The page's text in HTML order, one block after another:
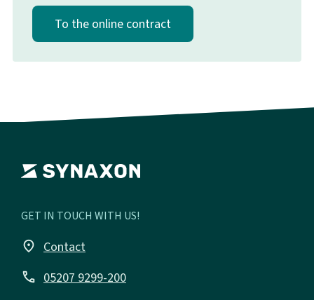
To the online contract
GET IN TOUCH WITH US!
place Contact
call 05207 9299-200